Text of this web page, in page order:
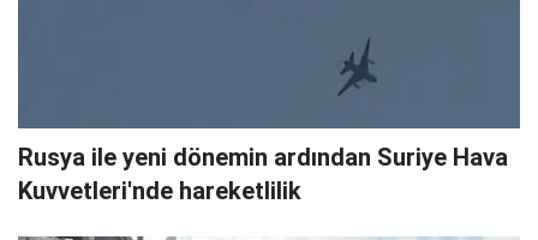
Rusya ile yeni dönemin ardından Suriye Hava
Kuvvetleri'nde hareketlilik